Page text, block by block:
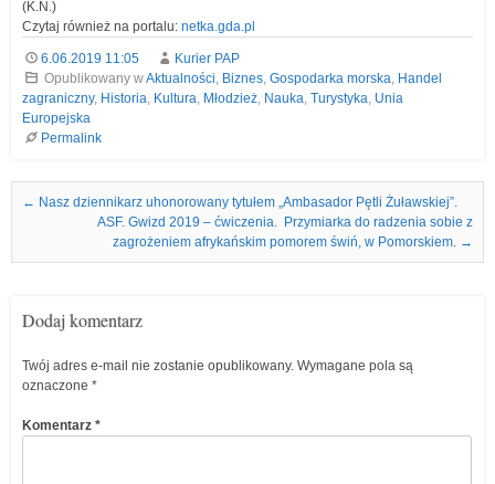
(K.N.)
Czytaj również na portalu: netka.gda.pl
6.06.2019 11:05
Kurier PAP
Opublikowany wAktualności Biznes, Gospodarka morska Handel
zagraniczny, Historia Kultura Młodzież Nauka Turystyka Unia
Europejska
Permalink
Nawigacja we wpisach
← Nasz dziennikarz uhonorowany tytułem „Ambasador Pętli Żuławskiej”.
ASF. Gwizd 2019 – ćwiczenia. Przymiarka do radzenia sobie z
zagrożeniem afrykańskim pomorem świń, w Pomorskiem. →
Dodaj komentarz
Twój adres e-mail nie zostanie opublikowany. Wymagane pola są
oznaczone *
Komentarz *